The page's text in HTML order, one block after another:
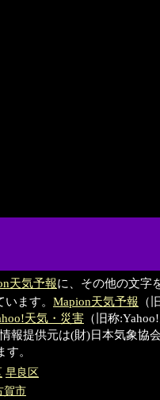
天気予報に、その他の文字
ます。 Mapion天気予報 （
天気・災害 （旧称
報提供元は(財)日本気象協会
す。
早良 区
賀市